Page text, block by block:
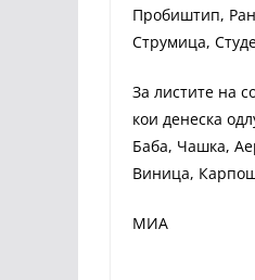
Пробиштип,
Струмица,
За листите на
кои денеска
Баба, Чашка,
Виница,
МИА